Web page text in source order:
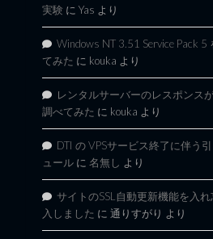
実験 に Yas より
Windows NT 3.51 Service Pack 5
てみた に kouka より
レンタルサーバーのレスポンス
調べてみた に kouka より
DTI の VPSサービス終了に伴う
ュール に 名無し より
サイトのSSL自動更新機能を入
入しました に 通りすがり より